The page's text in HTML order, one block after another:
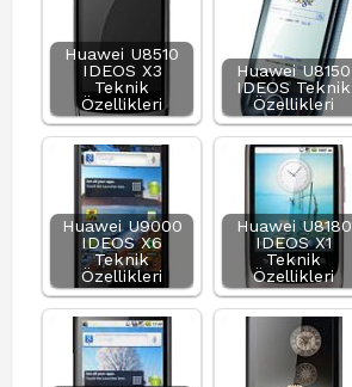
Huawei U8510
IDEOS X3
Teknik
Özellikleri
Huawei U8150
IDEOS Teknik
Özellikleri
Huawei U9000
IDEOS X6
Teknik
Özellikleri
Huawei U8180
IDEOS X1
Teknik
Özellikleri